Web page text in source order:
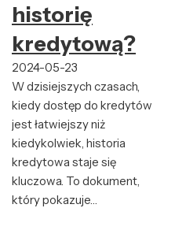
historię
kredytową?
2024-05-23
W dzisiejszych czasach,
kiedy dostęp do kredytów
jest łatwiejszy niż
kiedykolwiek, historia
kredytowa staje się
kluczowa. To dokument,
który pokazuje…